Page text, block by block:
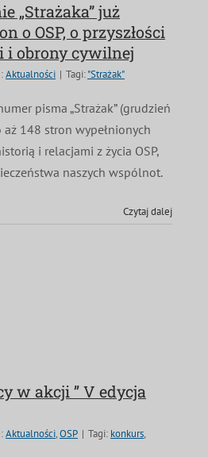
„Strażaka” już
o OSP, o przyszłości
i obrony cywilnej
Aktualności | Tagi:"Strażak"
pisma „Strażak” (grudzień
148 stron wypełnionych
i relacjami z życia OSP,
naszych wspólnot.
Czytaj dalej
w akcji ’’ V edycja
Aktualności,OSP | Tagi: konkurs,